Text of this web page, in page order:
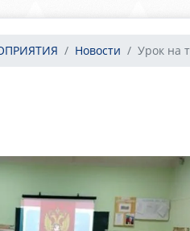
Новости Урок на